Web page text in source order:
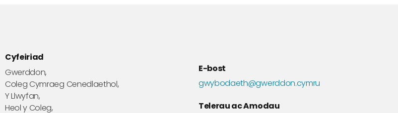
Ieithoedd Modern
Llenyddiaeth Gymraeg
Cyfeiriad
Gwerddon,
Coleg Cymraeg Cenedlaethol,
Y Llwyfan,
Heol y Coleg,
E-bost
gwybodaeth@gwerddon.cymru
Telerau ac Amodau